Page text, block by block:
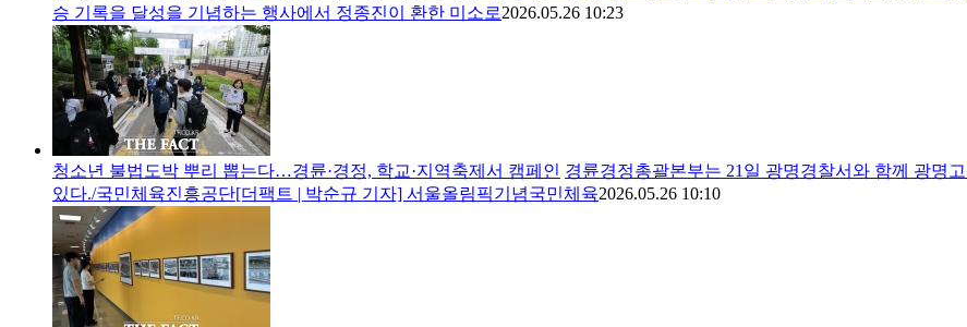
승 기록을 달성을 기념하는 행사에서 정종진이 환한 미소로2026.05.26 10:23
청소년 불법도박 뿌리 뽑는다…경륜·경정, 학교·지역축제서 캠페인 경륜경정총괄본부는 21일 광명경찰서와 함께 광명
있다./국민체육진흥공단[더팩트 | 박순규 기자] 서울올림픽기념국민체육2026.05.26 10:10